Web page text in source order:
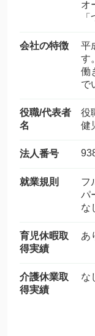
オ
会社の特徴
平
す
働
で
役職/代表者
名
役
健
法人番号
就業規則
フ
パ
な
育児休暇取
得実績
あ
介護休業取
得実績
な